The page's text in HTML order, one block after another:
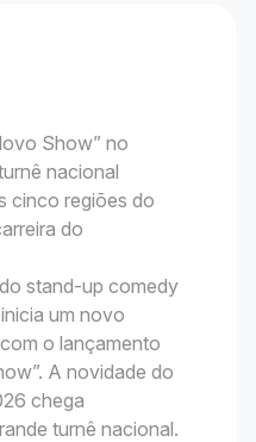
Show” no
nacional
cinco regiões do
do
stand-up comedy
um novo
o lançamento
A novidade do
chega
turnê nacional.